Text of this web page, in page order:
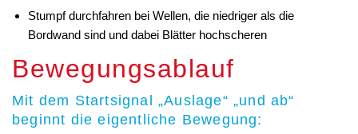
Stumpf durchfahren bei Wellen, die niedriger als die
Bordwand sind und dabei Blätter hochscheren
Bewegungsablauf
Mit dem Startsignal „Auslage“ „und ab“
beginnt die eigentliche Bewegung: